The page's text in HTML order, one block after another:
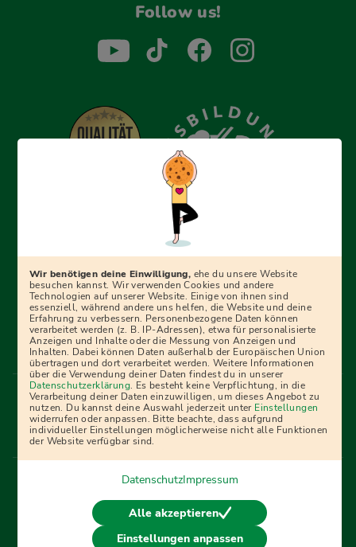
Follow us!
Erfolgreich bewerben mit Ausbildungspark: Wir
begleiten dich Schritt für Schritt bei deinem Start in den
Ratgebern und Prüfungspaketen, interaktiven
Videokursen und vielem mehr. Für alle, die was werden
wollen!
Menü Fußleiste
Impressum Bildquellen Presse
Mediadaten
Partner
AGB Datenschutz
Widerrufsbelehrung
Bestellung
Affiliate Partner Cookies
Vertrag widerrufen
© 2026 Ausbildungspark Verlag. Alle Rechte vorbehalten.
Wir benötigen deine Einwilligung, ehe du unsere Website
besuchen kannst. Wir verwenden Cookies und andere
Technologien auf unserer Website. Einige von ihnen sind
essenziell, während andere uns helfen, die Website und deine
Erfahrung zu verbessern. Personenbezogene Daten können
verarbeitet werden (z. B. IP-Adressen), etwa für personalisierte
Anzeigen und Inhalte oder die Messung von Anzeigen und
Inhalten. Dabei können Daten außerhalb der Europäischen Union
übertragen und dort verarbeitet werden. Weitere Informationen
über die Verwendung deiner Daten findest du in unserer
Datenschutzerklärung. Es besteht keine Verpflichtung, in die
Verarbeitung deiner Daten einzuwilligen, um dieses Angebot zu
nutzen. Du kannst deine Auswahl jederzeit unter Einstellungen
widerrufen oder anpassen. Bitte beachte, dass aufgrund
individueller Einstellungen möglicherweise nicht alle Funktionen
der Website verfügbar sind.
DatenschutzImpressum
Alle akzeptieren
Einstellungen anpassen